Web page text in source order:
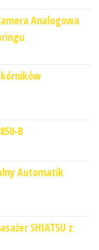
Analogowa
B
Automatik
SHIATSU z